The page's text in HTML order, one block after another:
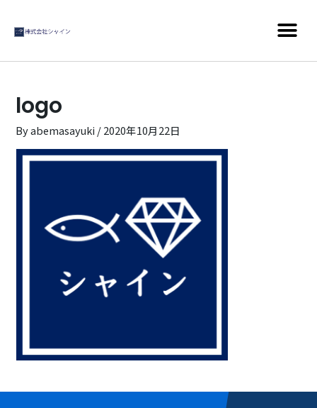
logo
Byabemasayuki /2020年10月22日